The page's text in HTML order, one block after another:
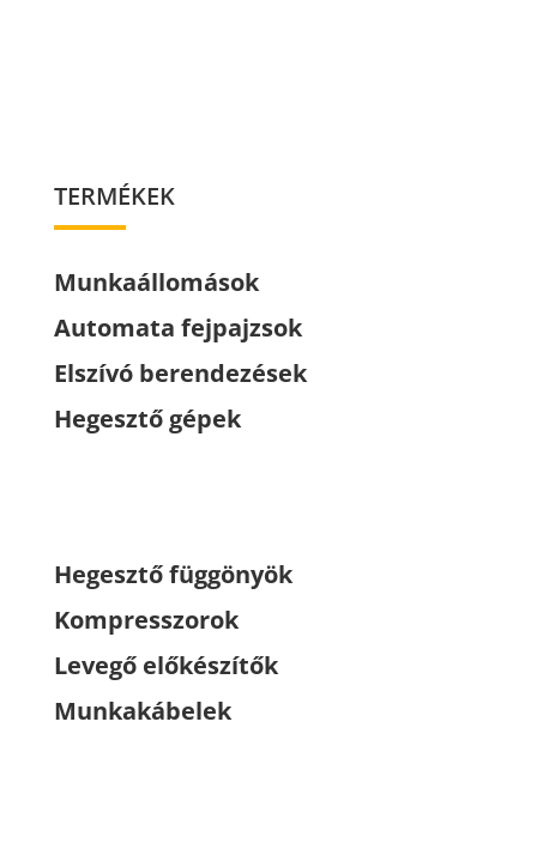
TERMÉKEK
Munkaállomások
Automata fejpajzsok
Elszívó berendezések
Hegesztő gépek
Hegesztő függönyök
Kompresszorok
Levegő előkészítők
Munkakábelek